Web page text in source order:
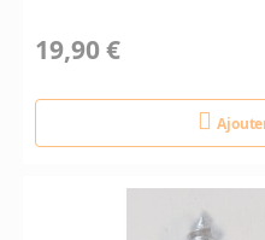
19,90 €